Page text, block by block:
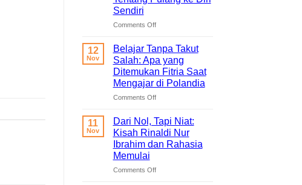
Ruang
untuk
Sedang
Berjuang
Sendiri
Comments Offon
Untukmu
Singgah
dan
Bercerita:
Buku
Self-
Tentang
Pulang
ke
Diri
12
Nov
Belajar Tanpa Takut
Salah: Apa yang
Ditemukan Fitria Saat
Mengajar di Polandia
Comments Offon
Tanpa
Takut
Salah:
Apa
Ditemukan
11
Nov
Dari Nol, Tapi Niat:
Kisah Rinaldi Nur
Ibrahim dan Rahasia
Memulai
Comments Offon